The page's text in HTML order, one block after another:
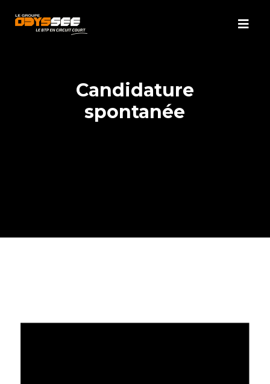
Candidature
spontanée